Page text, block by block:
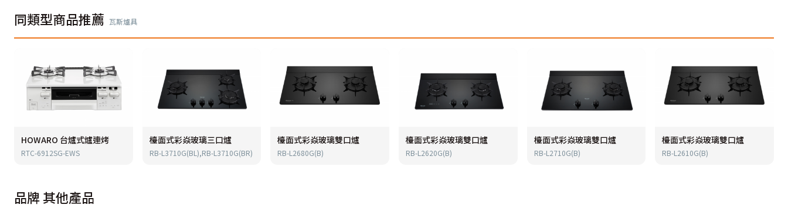
同類型商品推薦 瓦斯爐具
HOWARO 台爐式爐連烤
RTC-6912SG-EWS
檯面式彩焱玻璃三口爐
RB-L3710G(BL),RB-L3710G(BR)
檯面式彩焱玻璃雙口爐
RB-L2680G(B)
檯面式彩焱玻璃雙口爐
RB-L2620G(B)
檯面式彩焱玻璃雙口爐
RB-L2710G(B)
檯面式彩焱玻璃雙口爐
RB-L2610G(B)
品牌其他產品